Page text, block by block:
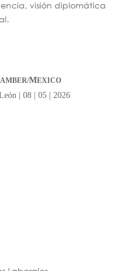
visión diplomática
MEXICO
| 08 | 05 | 2026